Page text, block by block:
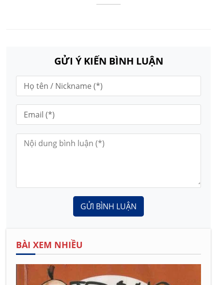
GỬI Ý KIẾN BÌNH LUẬN
GỬI BÌNH LUẬN
BÀI XEM NHIỀU